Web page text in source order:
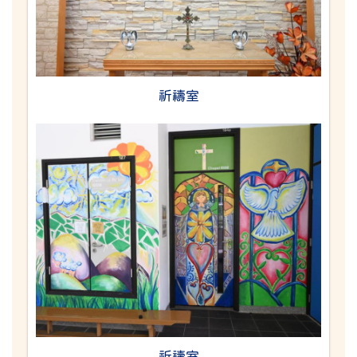
祈禱室